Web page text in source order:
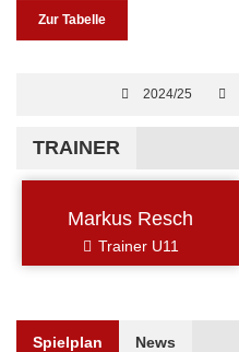
Zur Tabelle
2024/25
TRAINER
Markus Resch
Trainer U11
Spielplan News